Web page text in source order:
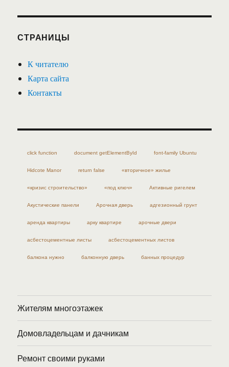
СТРАНИЦЫ
К читателю
Карта сайта
Контакты
click function document getElementById font-family Ubuntu
Hidcote Manor return false «вторичное» жилье
«кризис строительство» «под ключ» Активные ригелем
Акустические панели Арочная дверь адгезионный грунт
аренда квартиры арку квартире арочные двери
асбестоцементные листы асбестоцементных листов
балкона нужно балконную дверь банных процедур
Жителям многоэтажек
Домовладельцам и дачникам
Ремонт своими руками